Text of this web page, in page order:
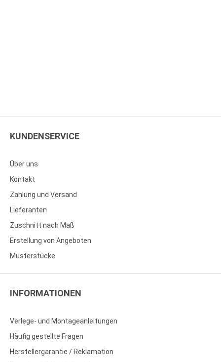
KUNDENSERVICE
Über uns
Kontakt
Zahlung und Versand
Lieferanten
Zuschnitt nach Maß
Erstellung von Angeboten
Musterstücke
INFORMATIONEN
Verlege- und Montageanleitungen
Häufig gestellte Fragen
Herstellergarantie / Reklamation